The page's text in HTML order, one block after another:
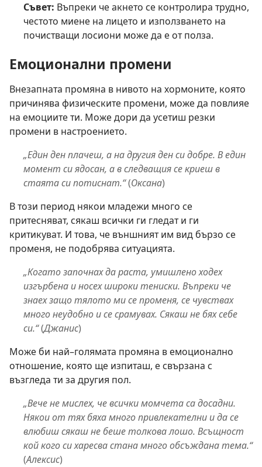
Съвет: Въпреки че акнето се контролира трудно,
честото миене на лицето и използването на
почистващи лосиони може да е от полза.
Емоционални промени
Внезапната промяна в нивото на хормоните, която
причинява физическите промени, може да повлияе
на емоциите ти. Може дори да усетиш резки
промени в настроението.
„Един ден плачеш, а на другия ден си добре. В един
момент си ядосан, а в следващия се криеш в
стаята си потиснат.“(Оксана)
В този период някои младежи много се
притесняват, сякаш всички ги гледат и ги
критикуват. И това, че външният им вид бързо се
променя, не подобрява ситуацията.
„Когато започнах да раста, умишлено ходех
изгърбена и носех широки тениски. Въпреки че
знаех защо тялото ми се променя, се чувствах
много неудобно и се срамувах. Сякаш не бях себе
си.“(Джанис)
Може би най–голямата промяна в емоционално
отношение, която ще изпиташ, е свързана с
възгледа ти за другия пол.
„Вече не мислех, че всички момчета са досадни.
Някои от тях бяха много привлекателни и да се
влюбиш сякаш не беше толкова лошо. Всъщност
кой кого си харесва стана много обсъждана тема.“
(Алексис)